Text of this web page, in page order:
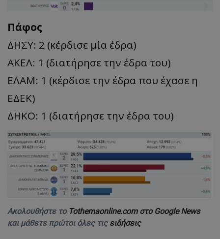
Πάφος
ΔΗΣΥ: 2 (κέρδισε μία έδρα)
ΑΚΕΛ: 1 (διατήρησε την έδρα του)
ΕΛΑΜ: 1 (κέρδισε την έδρα που έχασε η
ΕΔΕΚ)
ΔΗΚΟ: 1 (διατήρησε την έδρα του)
Ακολουθήστε το Tothemaonline.com στο Google News
και μάθετε πρώτοι όλες τις ειδήσεις